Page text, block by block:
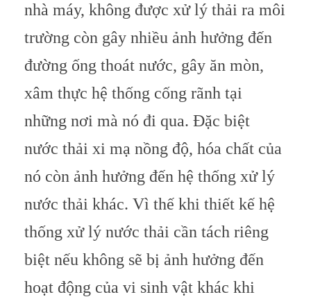
nhà máy, không được xử lý thải ra môi
trường còn gây nhiều ảnh hưởng đến
đường ống thoát nước, gây ăn mòn,
xâm thực hệ thống cống rãnh tại
những nơi mà nó đi qua. Đặc biệt
nước thải xi mạ nồng độ, hóa chất của
nó còn ảnh hưởng đến hệ thống xử lý
nước thải khác. Vì thế khi thiết kế hệ
thống xử lý nước thải cần tách riêng
biệt nếu không sẽ bị ảnh hưởng đến
hoạt động của vi sinh vật khác khi